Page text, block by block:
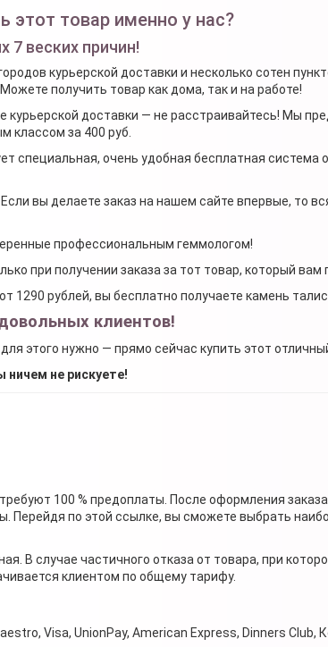
этот товар именно у нас?
7 веских причин!
курьерской доставки и несколько сотен
получить товар как дома, так и на работе!
курьерской доставки — не расстраивайтесь! Мы
классом за 400 руб.
специальная, очень удобная бесплатная система
Если вы делаете заказ на нашем сайте впервые, то
профессиональным геммологом!
при получении заказа за тот товар, который вам
1290 рублей, вы бесплатно получаете камень
клиентов!
этого нужно — прямо сейчас купить этот
ничем не рискуете!
100 % предоплаты. После оформления
Перейдя по этой ссылке, вы сможете выбрать
В случае частичного отказа от товара, при
клиентом по общему тарифу.
Visa, UnionPay, American Express, Dinners Club,